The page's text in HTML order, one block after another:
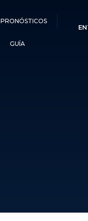
PRONÓSTICOS
GUÍA